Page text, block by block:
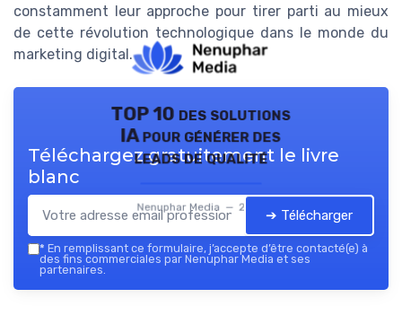
constamment leur approche pour tirer parti au mieux
de cette révolution technologique dans le monde du
marketing digital.
TOP 10 des solutions
IA pour générer des
leads de qualité
Nenuphar Media — 2026
Téléchargez gratuitement le livre
blanc
➔ Télécharger
* En remplissant ce formulaire, j’accepte d’être contacté(e) à
des fins commerciales par Nenuphar Media et ses
partenaires.